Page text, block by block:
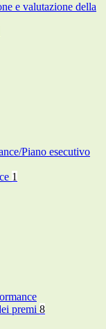
e valutazione della
Piano esecutivo
1
premi 8